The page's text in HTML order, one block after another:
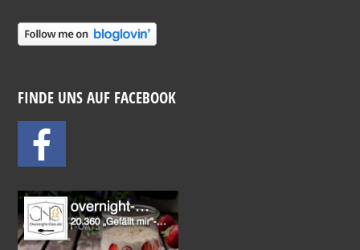
FINDE UNS AUF FACEBOOK